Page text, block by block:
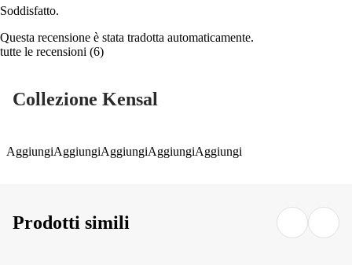
Soddisfatto.
Questa recensione è stata tradotta automaticamente.
tutte le recensioni (6)
Collezione Kensal
AggiungiAggiungiAggiungiAggiungiAggiungi
Prodotti simili